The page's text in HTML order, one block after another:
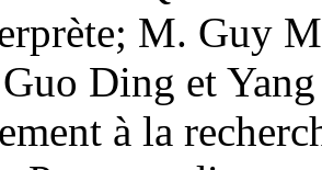
M. Guy
Ding et
à la